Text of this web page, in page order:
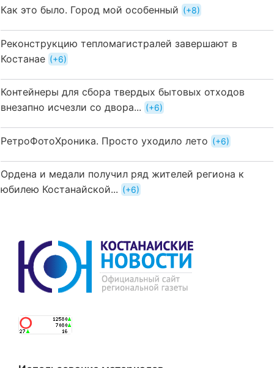
Как это было. Город мой особенный +8
Реконструкцию тепломагистралей завершают в
Костанае
+6
Контейнеры для сбора твердых бытовых отходов
внезапно исчезли со двора...
+6
РетроФотоХроника. Просто уходило лето +6
Ордена и медали получил ряд жителей региона к
юбилею Костанайской...
+6